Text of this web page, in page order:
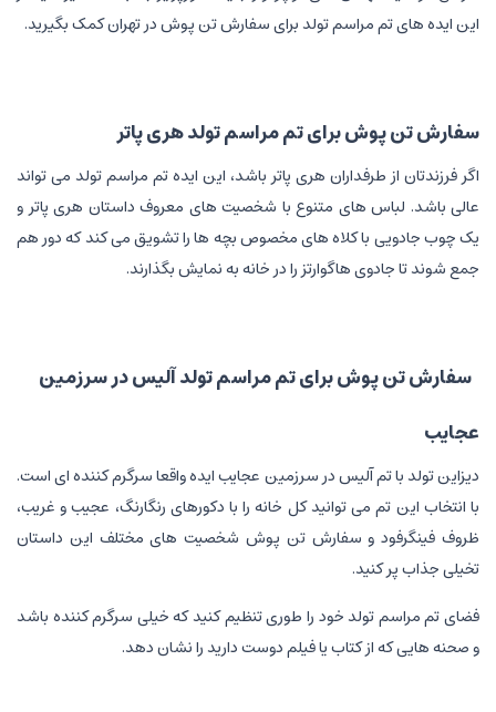
این ایده های تم مراسم تولد برای سفارش تن پوش در تهران کمک بگیرید.
سفارش تن پوش برای تم مراسم تولد هری پاتر
اگر فرزندتان از طرفداران هری پاتر باشد، این ایده تم مراسم تولد می تواند
عالی باشد. لباس های متنوع با شخصیت های معروف داستان هری پاتر و
یک چوب جادویی با کلاه های مخصوص بچه ها را تشویق می کند که دور هم
جمع شوند تا جادوی هاگوارتز را در خانه به نمایش بگذارند.
سفارش تن پوش برای تم مراسم تولد آلیس در سرزمین
عجایب
دیزاین تولد با تم آلیس در سرزمین عجایب ایده واقعا سرگرم کننده ای است.
با انتخاب این تم می توانید کل خانه را با دکورهای رنگارنگ، عجیب و غریب،
ظروف فینگرفود و سفارش تن پوش شخصیت های مختلف این داستان
تخیلی جذاب پر کنید.
فضای تم مراسم تولد خود را طوری تنظیم کنید که خیلی سرگرم کننده باشد
و صحنه هایی که از کتاب یا فیلم دوست دارید را نشان دهد.